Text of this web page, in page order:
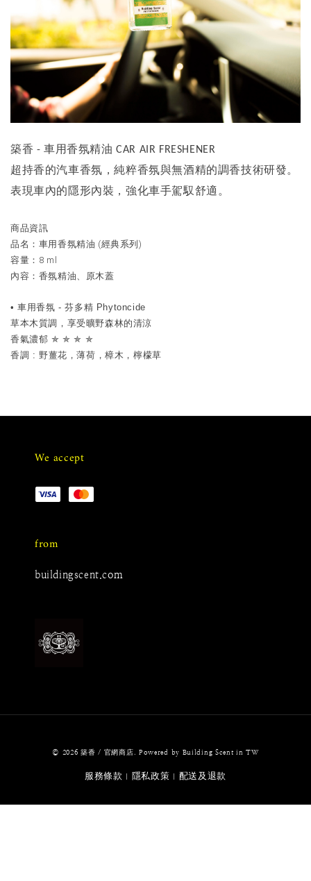
築香 -車用香氛精油 CAR AIR FRESHENER
超持香的汽車香氛，純粹香氛與無酒精的調香技術研發。
表現車內的隱形內裝，強化車手駕馭舒適。
商品資訊
品名：車用香氛精油 (經典系列 )
容量： 8 ml
內容：香氛精油、原木蓋
•車用香氛 -芬多精 Phytoncide
草本木質調，享受曠野森林的清涼
香氣濃郁 ✯ ✯ ✯ ✯
香調 : 野薑花，薄荷，樟木，檸檬草
We accept
from
buildingscent.com
© 2026 築香 / 官網商店. Powered by Building Scent in TW
服務條款 隱私政策 配送及退款